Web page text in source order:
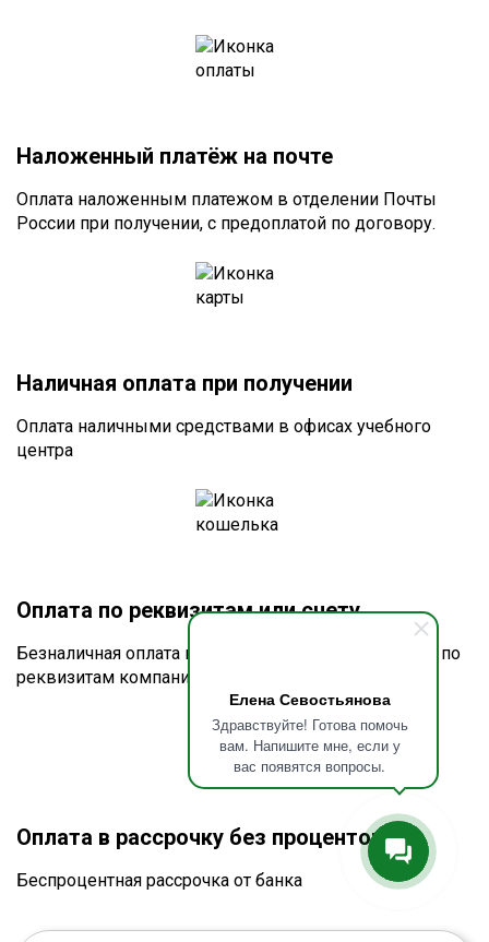
Елена Севостьянова
Здравствуйте! Готова помочь
вам. Напишите мне, если у
вас появятся вопросы.
Наложенный платёж на почте
Оплата наложенным платежом в отделении Почты
России при получении, с предоплатой по договору.
Наличная оплата при получении
Оплата наличными средствами в офисах учебного
центра
Оплата по реквизитам или счету
Безналичная оплата по счёту для юридических лиц по
реквизитам компании
Оплата в рассрочку без процентов
Беспроцентная рассрочка от банка